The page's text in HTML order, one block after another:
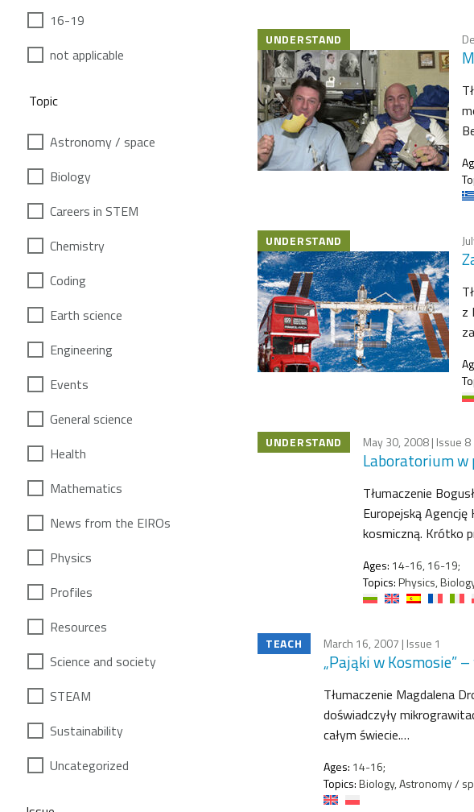
16-19
not applicable
Topic
Astronomy / space
Biology
Careers in STEM
Chemistry
Coding
Earth science
Engineering
Events
General science
Health
Mathematics
News from the EIROs
Physics
Profiles
Resources
Science and society
STEAM
Sustainability
Uncategorized
UNDERSTAND
UNDERSTAND
z
UNDERSTAND May 30, 2008| Issue 8
Laboratorium w
Tłumaczenie
Europejską
kosmiczną. Krótko
Ages: 14-16, 16-19;
Topics:Physics,
TEACH March 16, 2007 | Issue 1
„Pająki w Kosmosie”
Tłumaczenie Magdalena
doświadczyły
całym świecie.…
Ages: 14-16;
Topics:Biology, Astronomy /